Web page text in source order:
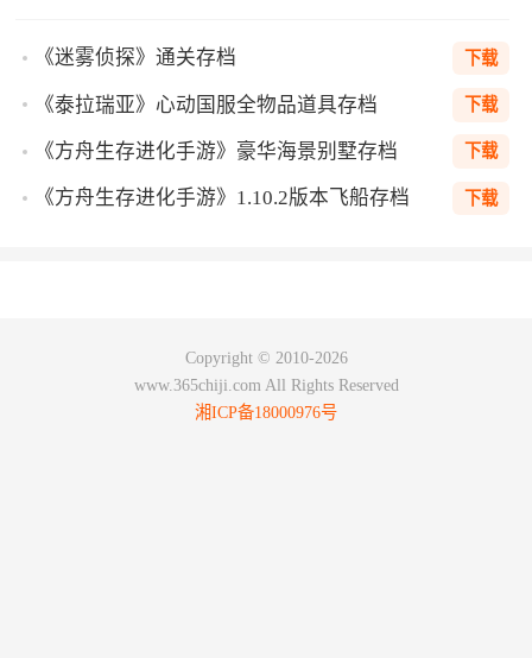
《迷雾侦探》通关存档 下载
《泰拉瑞亚》心动国服全物品道具存档 下载
《方舟生存进化手游》豪华海景别墅存档 下载
《方舟生存进化手游》1.10.2版本飞船存档 下载
Copyright © 2010-2026
www.365chiji.com All Rights Reserved
湘ICP备18000976号